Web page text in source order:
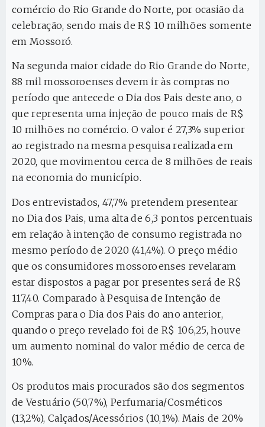
comércio do Rio Grande do Norte, por ocasião da
celebração, sendo mais de R$ 10 milhões somente
em Mossoró.
Na segunda maior cidade do Rio Grande do Norte,
88 mil mossoroenses devem ir às compras no
período que antecede o Dia dos Pais deste ano, o
que representa uma injeção de pouco mais de R$
10 milhões no comércio. O valor é 27,3% superior
ao registrado na mesma pesquisa realizada em
2020, que movimentou cerca de 8 milhões de reais
na economia do município.
Dos entrevistados, 47,7% pretendem presentear
no Dia dos Pais, uma alta de 6,3 pontos percentuais
em relação à intenção de consumo registrada no
mesmo período de 2020 (41,4%). O preço médio
que os consumidores mossoroenses revelaram
estar dispostos a pagar por presentes será de R$
117,40. Comparado à Pesquisa de Intenção de
Compras para o Dia dos Pais do ano anterior,
quando o preço revelado foi de R$ 106,25, houve
um aumento nominal do valor médio de cerca de
10%.
Os produtos mais procurados são dos segmentos
de Vestuário (50,7%), Perfumaria/Cosméticos
(13,2%), Calçados/Acessórios (10,1%). Mais de 20%